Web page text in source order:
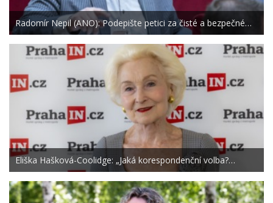
Radomír Nepil (ANO): Podepište petici za čisté a bezpečné…
Eliška Hašková-Coolidge: „Jaká korespondenční volba?…